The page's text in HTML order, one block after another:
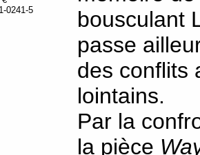
0241-5
bousculant
passe
des conflits
lointains.
Par la
la pièce